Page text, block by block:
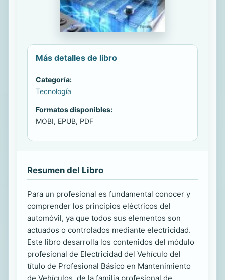
Más detalles de libro
Categoría:
Tecnología
Formatos disponibles:
MOBI, EPUB, PDF
Resumen del Libro
Para un profesional es fundamental conocer y
comprender los principios eléctricos del
automóvil, ya que todos sus elementos son
actuados o controlados mediante electricidad.
Este libro desarrolla los contenidos del módulo
profesional de Electricidad del Vehículo del
título de Profesional Básico en Mantenimiento